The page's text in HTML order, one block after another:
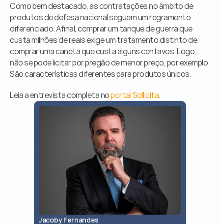
Como bem destacado, as contratações no âmbito de
produtos de defesa nacional seguem um regramento
diferenciado. Afinal, comprar um tanque de guerra que
custa milhões de reais exige um tratamento distinto de
comprar uma caneta que custa alguns centavos. Logo,
não se pode licitar por pregão de menor preço, por exemplo.
São características diferentes para produtos únicos.
Leia a entrevista completa no portal Sollicita.
Jacoby Fernandes